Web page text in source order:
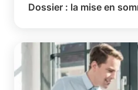
Dossier : la mise en